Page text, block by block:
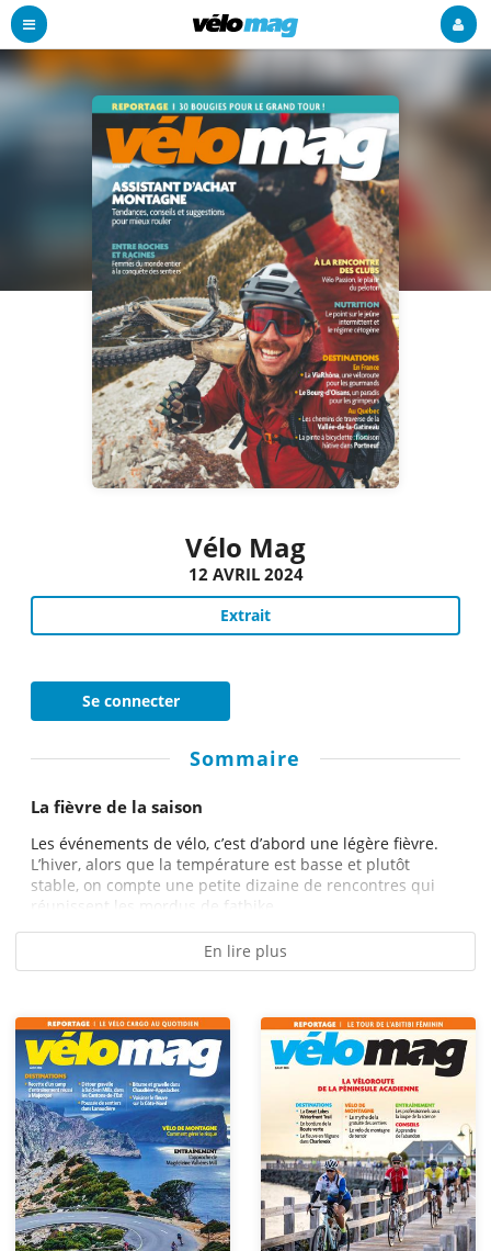
Vélo Mag
12 AVRIL 2024
Extrait
Se connecter
Sommaire
La fièvre de la saison
Les événements de vélo, c’est d’abord une légère fièvre.
L’hiver, alors que la température est basse et plutôt
stable, on compte une petite dizaine de rencontres qui
réunissent les mordus de fatbike...
En lire plus